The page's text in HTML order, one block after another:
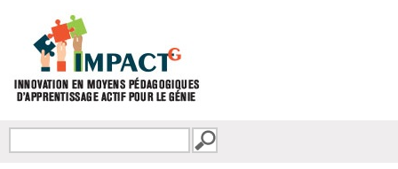
FORMULAIRE DE